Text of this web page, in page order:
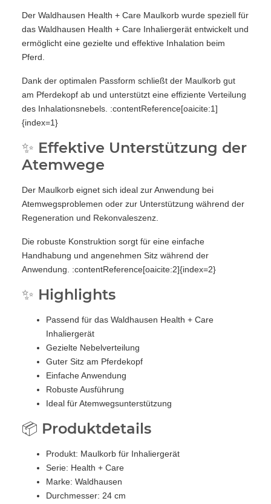
Der Waldhausen Health + Care Maulkorb wurde speziell für
das Waldhausen Health + Care Inhaliergerät entwickelt und
ermöglicht eine gezielte und effektive Inhalation beim
Pferd.
Dank der optimalen Passform schließt der Maulkorb gut
am Pferdekopf ab und unterstützt eine effiziente Verteilung
des Inhalationsnebels. :contentReference[oaicite:1]
{index=1}
✨ Effektive Unterstützung der
Atemwege
Der Maulkorb eignet sich ideal zur Anwendung bei
Atemwegsproblemen oder zur Unterstützung während der
Regeneration und Rekonvaleszenz.
Die robuste Konstruktion sorgt für eine einfache
Handhabung und angenehmen Sitz während der
Anwendung. :contentReference[oaicite:2]{index=2}
✨ Highlights
Passend für das Waldhausen Health + Care
Inhaliergerät
Gezielte Nebelverteilung
Guter Sitz am Pferdekopf
Einfache Anwendung
Robuste Ausführung
Ideal für Atemwegsunterstützung
📦 Produktdetails
Produkt: Maulkorb für Inhaliergerät
Serie: Health + Care
Marke: Waldhausen
Durchmesser: 24 cm